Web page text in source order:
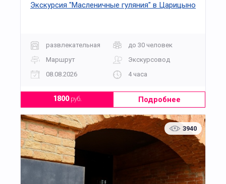
Экскурсия "Масленичные гуляния" в Царицыно
развлекательная
до 30 человек
Маршрут
Экскурсовод
08.08.2026
4 часа
1800руб. Подробнее
3940